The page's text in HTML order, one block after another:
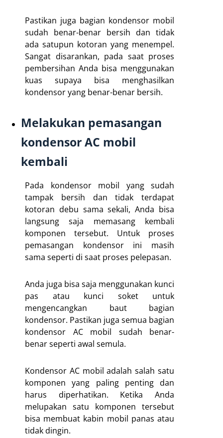
Pastikan juga bagian kondensor mobil
sudah benar-benar bersih dan tidak
ada satupun kotoran yang menempel.
Sangat disarankan, pada saat proses
pembersihan Anda bisa menggunakan
kuas supaya bisa menghasilkan
kondensor yang benar-benar bersih.
Melakukan pemasangan
kondensor AC mobil
kembali
Pada kondensor mobil yang sudah
tampak bersih dan tidak terdapat
kotoran debu sama sekali, Anda bisa
langsung saja memasang kembali
komponen tersebut. Untuk proses
pemasangan kondensor ini masih
sama seperti di saat proses pelepasan.
Anda juga bisa saja menggunakan kunci
pas atau kunci soket untuk
mengencangkan baut bagian
kondensor. Pastikan juga semua bagian
kondensor AC mobil sudah benar-
benar seperti awal semula.
Kondensor AC mobil adalah salah satu
komponen yang paling penting dan
harus diperhatikan. Ketika Anda
melupakan satu komponen tersebut
bisa membuat kabin mobil panas atau
tidak dingin.